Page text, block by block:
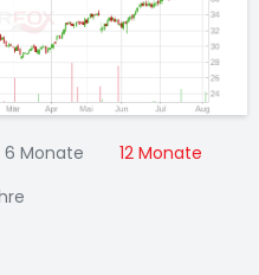
6 Monate
12 Monate